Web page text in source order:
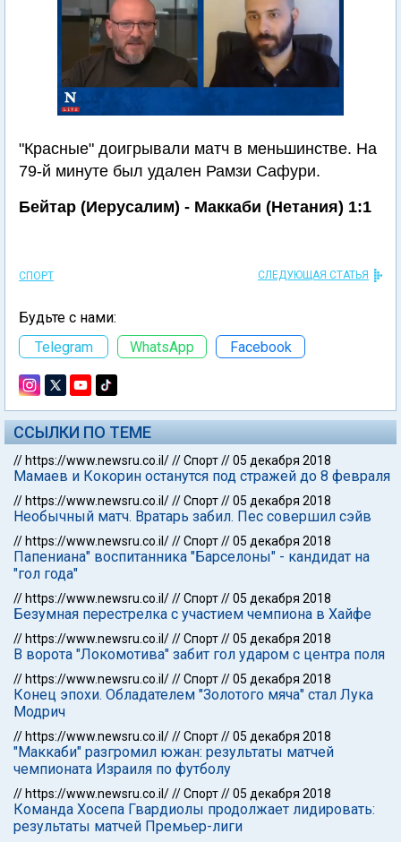
"Красные" доигрывали матч в меньшинстве. На
79-й минуте был удален Рамзи Сафури.
Бейтар (Иерусалим) - Маккаби (Нетания) 1:1
СПОРТ СЛЕДУЮЩАЯ СТАТЬЯ
Будьте с нами:
Telegram
WhatsApp Facebook
ССЫЛКИ ПО ТЕМЕ
// https://www.newsru.co.il///Спорт//05 декабря 2018
Мамаев и Кокорин останутся под стражей до 8 февраля
// https://www.newsru.co.il///Спорт//05 декабря 2018
Необычный матч. Вратарь забил. Пес совершил сэйв
// https://www.newsru.co.il///Спорт//05 декабря 2018
Папениана" воспитанника "Барселоны" - кандидат на
"гол года"
// https://www.newsru.co.il///Спорт//05 декабря 2018
Безумная перестрелка с участием чемпиона в Хайфе
// https://www.newsru.co.il///Спорт//05 декабря 2018
В ворота "Локомотива" забит гол ударом с центра поля
// https://www.newsru.co.il///Спорт//05 декабря 2018
Конец эпохи. Обладателем "Золотого мяча" стал Лука
Модрич
// https://www.newsru.co.il///Спорт//05 декабря 2018
"Маккаби" разгромил южан: результаты матчей
чемпионата Израиля по футболу
// https://www.newsru.co.il///Спорт//05 декабря 2018
Команда Хосепа Гвардиолы продолжает лидировать:
результаты матчей Премьер-лиги